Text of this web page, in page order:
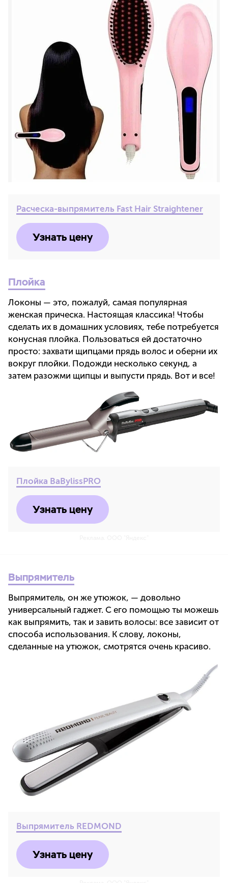
Расческа-выпрямитель Fast Hair Straightener
Узнать цену
Плойка
Локоны — это, пожалуй, самая популярная
женская прическа. Настоящая классика! Чтобы
сделать их в домашних условиях, тебе потребуется
конусная плойка. Пользоваться ей достаточно
просто: захвати щипцами прядь волос и оберни их
вокруг плойки. Подожди несколько секунд, а
затем разожми щипцы и выпусти прядь. Вот и все!
Плойка BaBylissPRO
Узнать цену
Выпрямитель
Выпрямитель, он же утюжок, — довольно
универсальный гаджет. С его помощью ты можешь
как выпрямить, так и завить волосы: все зависит от
способа использования. К слову, локоны,
сделанные на утюжок, смотрятся очень красиво.
Выпрямитель REDMOND
Узнать цену